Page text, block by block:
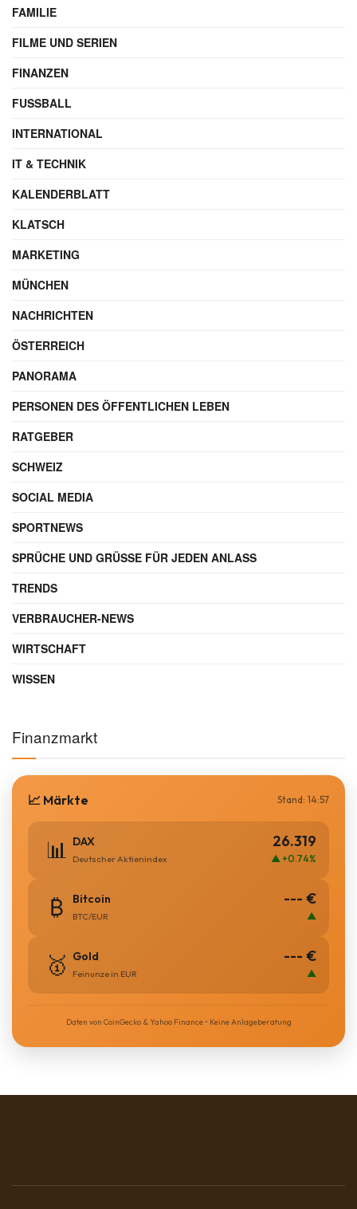
FAMILIE
FILME UND SERIEN
FINANZEN
FUSSBALL
INTERNATIONAL
IT & TECHNIK
KALENDERBLATT
KLATSCH
MARKETING
MÜNCHEN
NACHRICHTEN
ÖSTERREICH
PANORAMA
PERSONEN DES ÖFFENTLICHEN LEBEN
RATGEBER
SCHWEIZ
SOCIAL MEDIA
SPORTNEWS
SPRÜCHE UND GRÜSSE FÜR JEDEN ANLASS
TRENDS
VERBRAUCHER-NEWS
WIRTSCHAFT
WISSEN
Finanzmarkt
📈 Märkte Stand: 14:57
📊 DAX
Deutscher Aktienindex
26.319
▲ +0.74%
₿ Bitcoin
BTC/EUR
--- €
▲
🥇 Gold
Feinunze in EUR
--- €
▲
Daten von CoinGecko & Yahoo Finance • Keine Anlageberatung